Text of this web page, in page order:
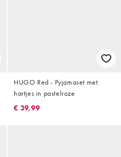
HUGO Red - Pyjamaset met
hartjes in pastelroze
€ 39,99